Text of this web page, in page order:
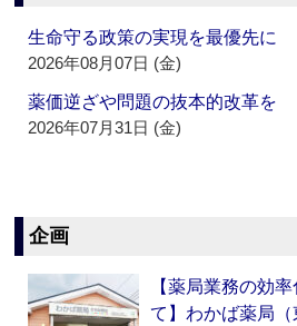
生命守る政策の実現を最優先に
2026年08月07日 (金)
薬価逆ざや問題の抜本的改革を
2026年07月31日 (金)
企画
【薬局業務の効
て】わかば薬局（